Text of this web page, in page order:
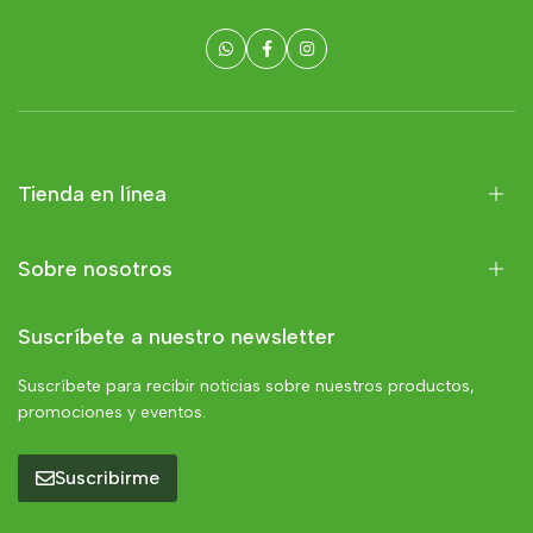
Tienda en línea
Sobre nosotros
Suscríbete a nuestro newsletter
Suscríbete para recibir noticias sobre nuestros productos,
promociones y eventos.
Suscribirme